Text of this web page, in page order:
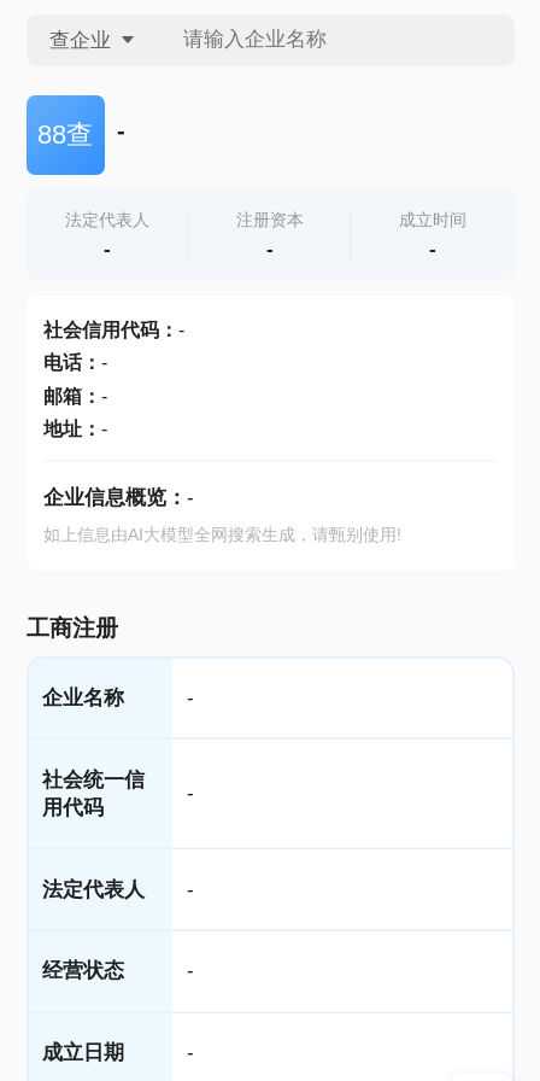
查企业
查企业
查产地
88查 -
法定代表人
-
注册资本
-
成立时间
-
社会信用代码： -
电话： -
邮箱： -
地址： -
企业信息概览： -
如上信息由AI大模型全网搜索生成，请甄别使用!
工商注册
企业名称 -
社会统一信
用代码
-
法定代表人 -
经营状态 -
成立日期 -